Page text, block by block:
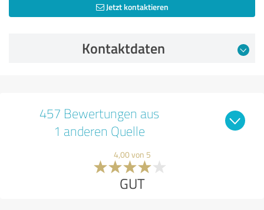
Jetzt kontaktieren
Kontaktdaten
457 Bewertungen aus
1 anderen Quelle
4,00 von 5
GUT